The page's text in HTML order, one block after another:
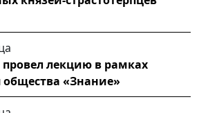
лекцию в рамках
общества «Знание»